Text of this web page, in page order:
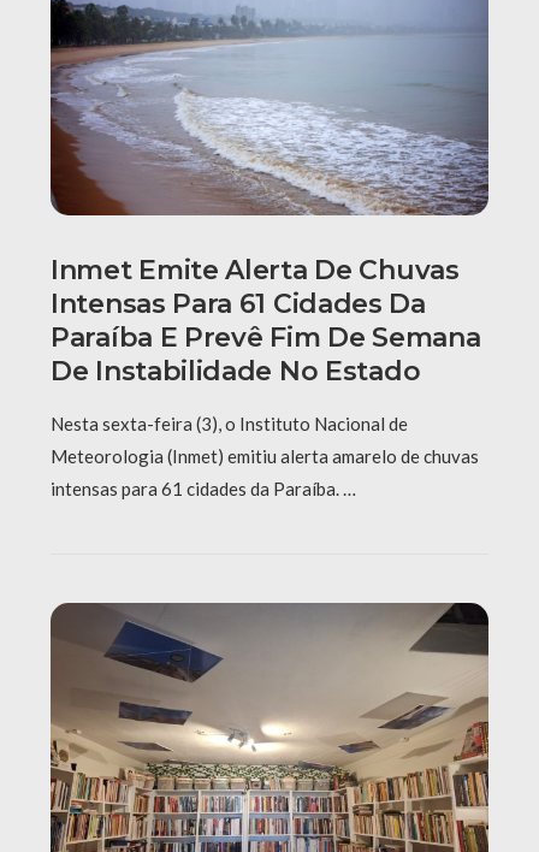
Inmet Emite Alerta De Chuvas
Intensas Para 61 Cidades Da
Paraíba E Prevê Fim De Semana
De Instabilidade No Estado
Nesta sexta-feira (3), o Instituto Nacional de
Meteorologia (Inmet) emitiu alerta amarelo de chuvas
intensas para 61 cidades da Paraíba. …